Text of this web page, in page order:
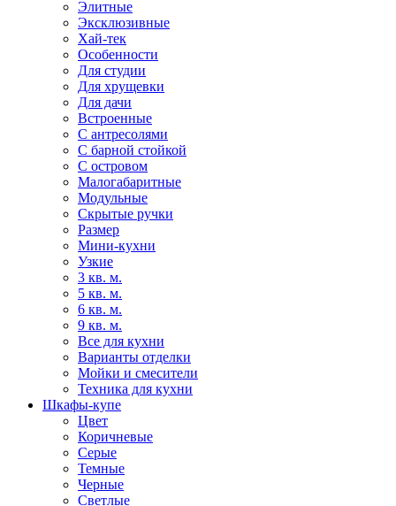
Элитные
Эксклюзивные
Хай-тек
Особенности
Для студии
Для хрущевки
Для дачи
Встроенные
С антресолями
С барной стойкой
С островом
Малогабаритные
Модульные
Скрытые ручки
Размер
Мини-кухни
Узкие
3 кв. м.
5 кв. м.
6 кв. м.
9 кв. м.
Все для кухни
Варианты отделки
Мойки и смесители
Техника для кухни
Шкафы-купе
Цвет
Коричневые
Серые
Темные
Черные
Светлые